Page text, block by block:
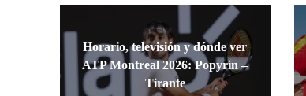
Horario, televisión y dónde ver
ATP Montreal 2026: Popyrin –
Tirante